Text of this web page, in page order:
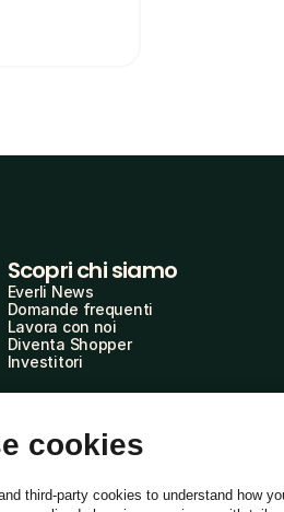
Scopri chi siamo
Everli News
Domande frequenti
Lavora con noi
Diventa Shopper
Investitori
cookies
third-party cookies to understand how